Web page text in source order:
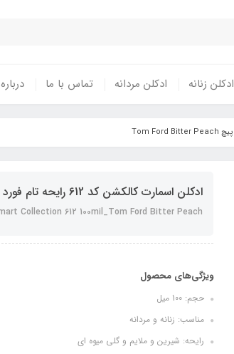
ادکلن زنانه ادکلن مردانه تماس با ما
ادکلن اسمارت کالکشن کد 612 رایحه تام فورد بیتر پیچ Tom Ford Bitter Peach
Collection 612 100mil_Tom Ford Bitter Peach
ویژگی‌های محصول
حجم: 100 میل
مناسب: زنانه و مردانه
رایحه: شیرین و ملایم و گلی میوه ای